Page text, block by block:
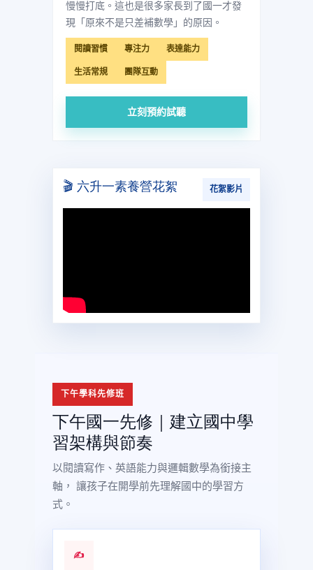
慢慢打底。這也是很多家長到了國一才發
現「原來不是只差補數學」的原因。
閱讀習慣 專注力 表達能力
生活常規 團隊互動
立刻預約試聽
🎬 六升一素養營花絮 花絮影片
下午學科先修班
下午國一先修｜建立國中學
習架構與節奏
以閱讀寫作、英語能力與邏輯數學為銜接主
軸， 讓孩子在開學前先理解國中的學習方
式。
✍️